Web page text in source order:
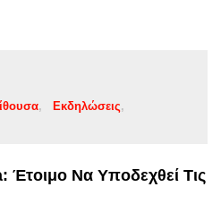
Εκδηλώσεις
Έτοιμο Να Υποδεχθεί Τις